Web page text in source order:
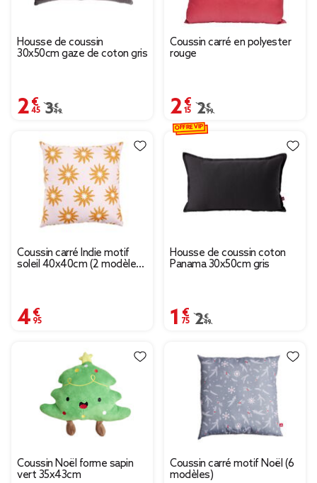
Housse de coussin
30x50cm gaze de coton gris
2,45 €
Prix remisé de 3,49 € à 2,45 €
3,49 €
Coussin carré en polyester
rouge
2,15 €
Prix remisé de 2,99 €
2,99 €
Coussin carré Indie motif
soleil 40x40cm (2 modèles
4,95 €
Housse de coussin coton
Panama 30x50cm gris
1,75 €
Prix remisé de 2,49 € à
2,49 €
OFFRE VIP
Coussin Noël forme sapin
vert 35x43cm
Coussin carré motif Noël (6
modèles)